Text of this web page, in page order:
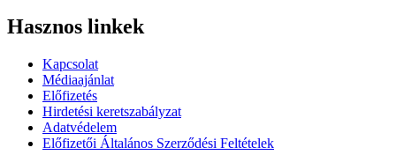
Hasznos linkek
Kapcsolat
Médiaajánlat
Előfizetés
Hirdetési keretszabályzat
Adatvédelem
Előfizetői Általános Szerződési Feltételek